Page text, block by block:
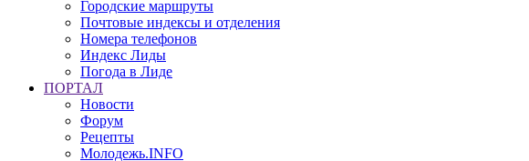
Городские маршруты
Почтовые индексы и отделения
Номера телефонов
Индекс Лиды
Погода в Лиде
ПОРТАЛ
Новости
Форум
Рецепты
Молодежь.INFO